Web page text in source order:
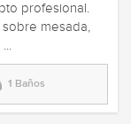
profesional.
mesada,
1 Baños